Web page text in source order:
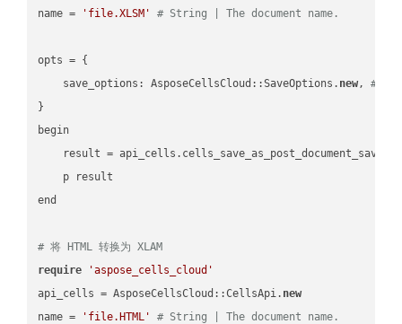
name =
'file.XLSM' # String | The document name.
opts = {
    save_options: AsposeCellsCloud::SaveOptions.
new, #
}
begin
result =
    p result
end
# 将 HTML 转换为 XLAM
require
'aspose_cells_cloud'
api_cells = AsposeCellsCloud::CellsApi. new
name =
'file.HTML' # String | The document name.